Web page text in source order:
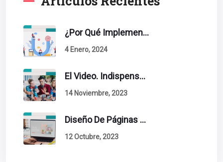
¿Por Qué Implementar La Metodología Inbound Marketing En Tu Empresa?
4 Enero, 2024
El Video. Indispensable En Tu Estrategia De Contenidos.
14 Noviembre, 2023
Diseño De Páginas Web. Esto Debe Tener Un Sitio Exitoso.
12 Octubre, 2023